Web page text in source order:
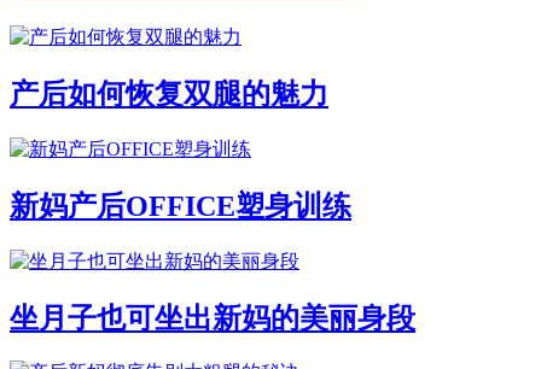
产后如何恢复双腿的魅力
新妈产后OFFICE塑身训练
坐月子也可坐出新妈的美丽身段